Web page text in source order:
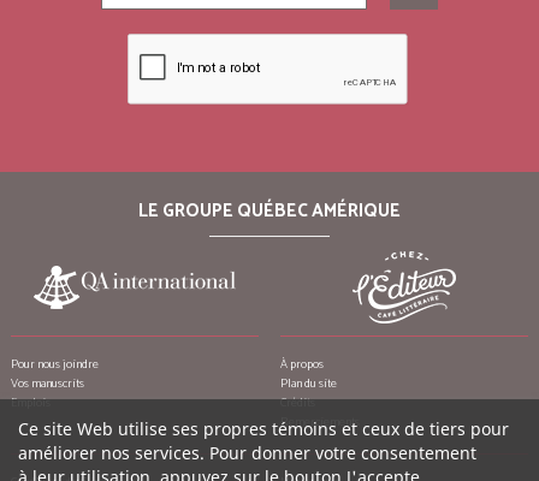
LE GROUPE QUÉBEC AMÉRIQUE
Pour nous joindre
Vos manuscrits
Emplois
À propos
Plan du site
Crédits
Remerciements
Ce site Web utilise ses propres témoins et ceux de tiers pour
améliorer nos services. Pour donner votre consentement